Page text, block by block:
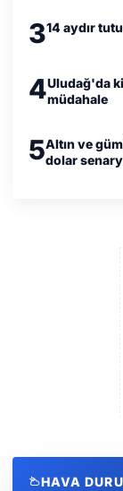
314 aydır
4Uludağ'da
müdahale
5Altın ve
dolar
HAVA